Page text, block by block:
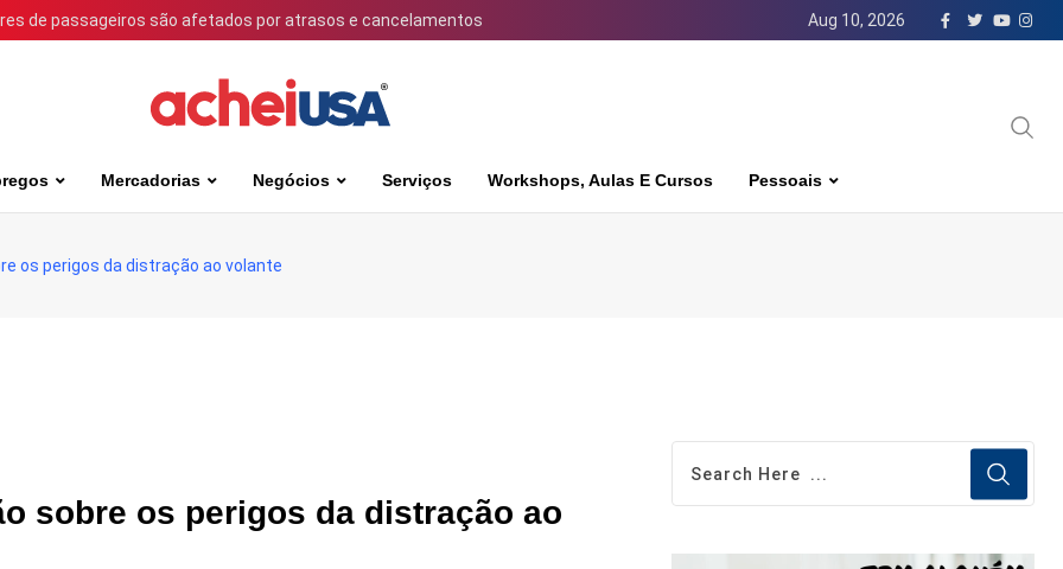
de passageiros são afetados por atrasos e cancelamentos Aug 10, 2026
Mercadorias Negócios Serviços Workshops, Aulas E Cursos Pessoais
os perigos da distração ao volante
sobre os perigos da distração ao